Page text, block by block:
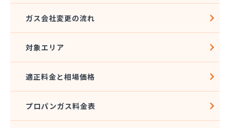
栄燃料合資会社
奥田米穀店
加藤燃料店
加藤豊昭
河村燃料店
角広ガス
割又商店
ガス会社変更の流れ
対象エリア
適正料金と相場価格
プロパンガス料金表